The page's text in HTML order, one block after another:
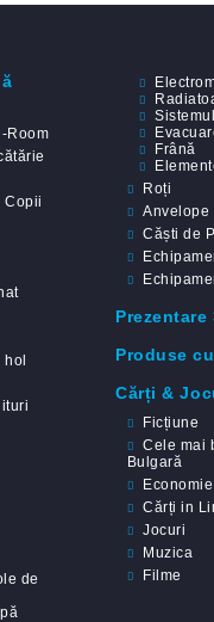
Room
Copii
de
Frână
Roți
Anvelope
Căști de
Prezentare
Produse
Cărți &
Ficțiune
Cele mai
Bulgară
Cărți in
Jocuri
Muzica
Filme